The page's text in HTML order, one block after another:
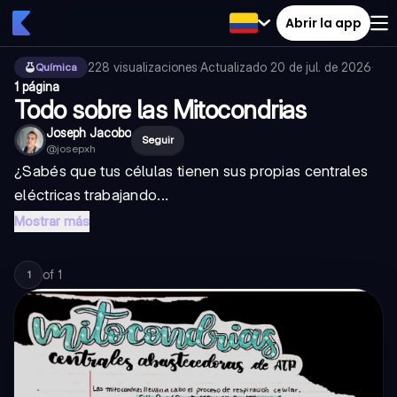
Abrir la app
Química 228 visualizaciones·Actualizado 20 de jul. de 2026·
1 página
Todo sobre las Mitocondrias
Joseph Jacobo
@josepxh
Seguir
¿Sabés que tus células tienen sus propias centrales
eléctricas trabajando...
Mostrar más
1 of 1